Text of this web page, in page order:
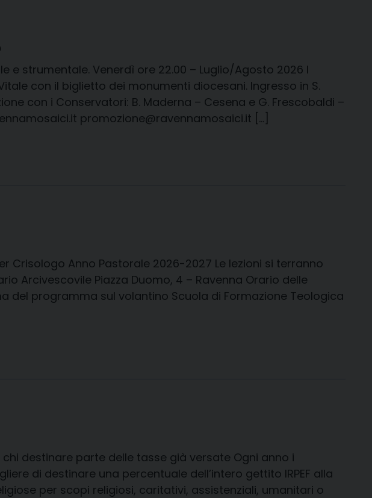
e strumentale. Venerdì ore 22.00 – Luglio/Agosto 2026 I
con il biglietto dei monumenti diocesani. Ingresso in S.
con i Conservatori: B. Maderna – Cesena e G. Frescobaldi –
promozione@ravennamosaici.it […]
Crisologo Anno Pastorale 2026-2027 Le lezioni si terranno
Arcivescovile Piazza Duomo, 4 – Ravenna Orario delle
del programma sul volantino Scuola di Formazione Teologica
destinare parte delle tasse già versate Ogni anno i
di destinare una percentuale dell’intero gettito IRPEF alla
per scopi religiosi, caritativi, assistenziali, umanitari o